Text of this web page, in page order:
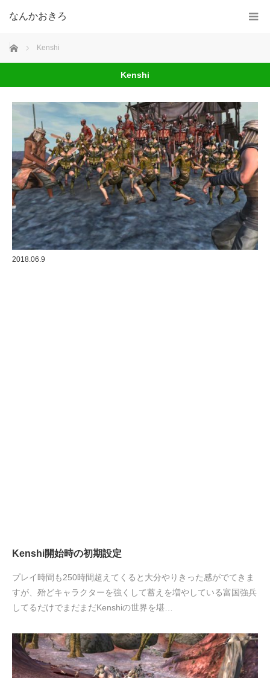
なんかおきろ
ホーム Kenshi
Kenshi
2018.06.9
Kenshi開始時の初期設定
プレイ時間も250時間超えてくると大分やりきった感がでてきま
すが、殆どキャラクターを強くして蓄えを増やしている富国強兵
してるだけでまだまだKenshiの世界を堪…